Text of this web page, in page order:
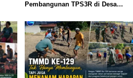
Pembangunan TPS3R di Desa
Kecamatan Tigaraksa, Wabup Intan
Dorong Pengelolaan Sampah
Berbasis Teknologi